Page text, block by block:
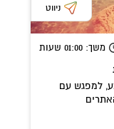
ניווט
משך: 01:00 שעות
למפגש עם